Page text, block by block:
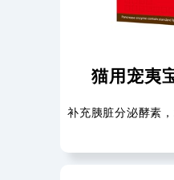
猫用宠夷
补充胰脏分泌酵素